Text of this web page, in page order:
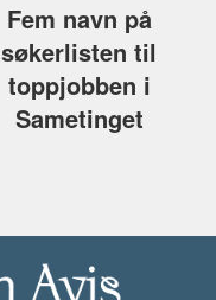
Fem navn på
søkerlisten til
toppjobben i
Sametinget